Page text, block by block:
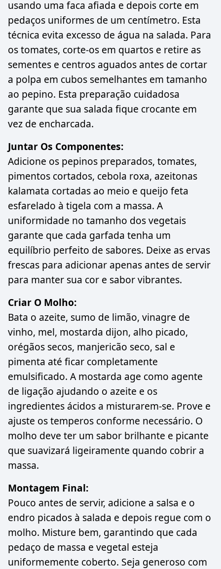
usando uma faca afiada e depois corte em
pedaços uniformes de um centímetro. Esta
técnica evita excesso de água na salada. Para
os tomates, corte-os em quartos e retire as
sementes e centros aguados antes de cortar
a polpa em cubos semelhantes em tamanho
ao pepino. Esta preparação cuidadosa
garante que sua salada fique crocante em
vez de encharcada.
Juntar Os Componentes:
Adicione os pepinos preparados, tomates,
pimentos cortados, cebola roxa, azeitonas
kalamata cortadas ao meio e queijo feta
esfarelado à tigela com a massa. A
uniformidade no tamanho dos vegetais
garante que cada garfada tenha um
equilíbrio perfeito de sabores. Deixe as ervas
frescas para adicionar apenas antes de servir
para manter sua cor e sabor vibrantes.
Criar O Molho:
Bata o azeite, sumo de limão, vinagre de
vinho, mel, mostarda dijon, alho picado,
orégãos secos, manjericão seco, sal e
pimenta até ficar completamente
emulsificado. A mostarda age como agente
de ligação ajudando o azeite e os
ingredientes ácidos a misturarem-se. Prove e
ajuste os temperos conforme necessário. O
molho deve ter um sabor brilhante e picante
que suavizará ligeiramente quando cobrir a
massa.
Montagem Final:
Pouco antes de servir, adicione a salsa e o
endro picados à salada e depois regue com o
molho. Misture bem, garantindo que cada
pedaço de massa e vegetal esteja
uniformemente coberto. Seja generoso com